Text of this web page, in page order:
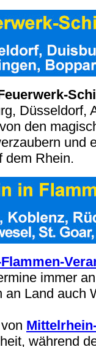
Düsseldorf,
den
und
dem Rhein.
immer
Land auch
während